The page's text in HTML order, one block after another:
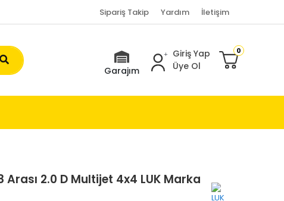
Sipariş Takip Yardım İletişim
Garajım
Giriş Yap
Üye Ol
0
Arası 2.0 D Multijet 4x4 LUK Marka